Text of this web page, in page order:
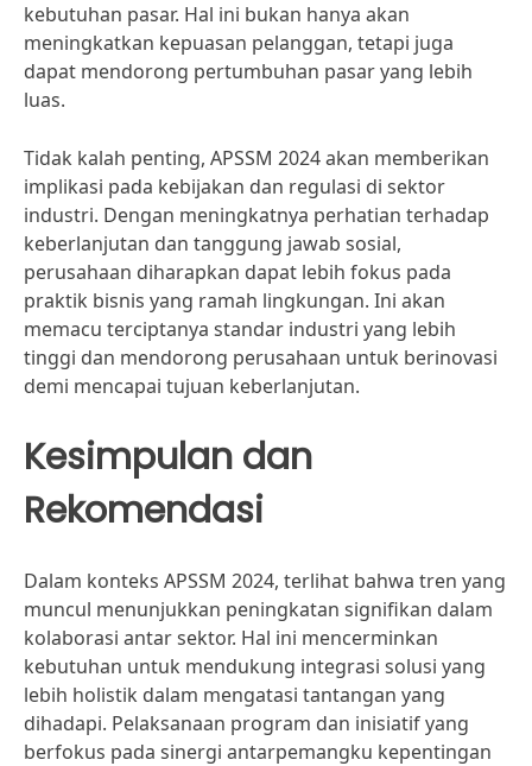
kebutuhan pasar. Hal ini bukan hanya akan
meningkatkan kepuasan pelanggan, tetapi juga
dapat mendorong pertumbuhan pasar yang lebih
luas.
Tidak kalah penting, APSSM 2024 akan memberikan
implikasi pada kebijakan dan regulasi di sektor
industri. Dengan meningkatnya perhatian terhadap
keberlanjutan dan tanggung jawab sosial,
perusahaan diharapkan dapat lebih fokus pada
praktik bisnis yang ramah lingkungan. Ini akan
memacu terciptanya standar industri yang lebih
tinggi dan mendorong perusahaan untuk berinovasi
demi mencapai tujuan keberlanjutan.
Kesimpulan dan
Rekomendasi
Dalam konteks APSSM 2024, terlihat bahwa tren yang
muncul menunjukkan peningkatan signifikan dalam
kolaborasi antar sektor. Hal ini mencerminkan
kebutuhan untuk mendukung integrasi solusi yang
lebih holistik dalam mengatasi tantangan yang
dihadapi. Pelaksanaan program dan inisiatif yang
berfokus pada sinergi antarpemangku kepentingan